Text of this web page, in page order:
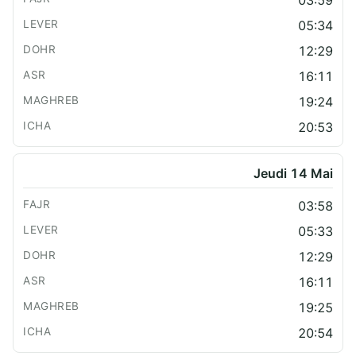
05:34
12:29
16:11
19:24
20:53
Jeudi 14 Mai
03:58
05:33
12:29
16:11
19:25
20:54